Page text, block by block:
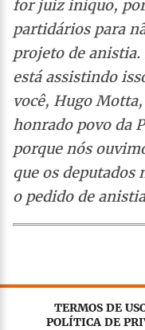
for juiz iníquo,
partidários para
projeto de anistia.
está assistindo
você, Hugo
honrado povo da
porque nós
que os deputados
o pedido de
TERMOS DE
POLÍTICA DE
Este site utilizacookies